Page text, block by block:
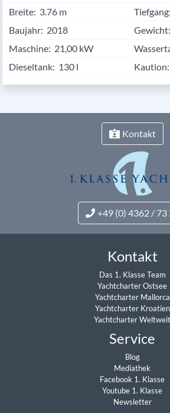
Breite: 3.76 Tiefgang:
Baujahr: 2018 Gewicht:
Maschine: 21,00 kW
Dieseltank: 130 l Kaution:
Kontakt
+49 (0) 4362 / 73
Kontakt
Das 1. Klasse Team
Yachtcharter Ostsee
Yachtcharter Mallorca
Yachtcharter Kroatien
Yachtcharter Weltweit
Service
Blog
Mediathek
Facebook 1. Klasse
Youtube 1. Klasse
Newsletter